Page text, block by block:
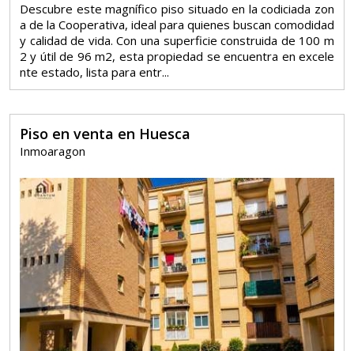
Descubre este magnífico piso situado en la codiciada zon
a de la Cooperativa, ideal para quienes buscan comodidad
y calidad de vida. Con una superficie construida de 100 m
2 y útil de 96 m2, esta propiedad se encuentra en excele
nte estado, lista para entr...
Piso en venta en Huesca
Inmoaragon